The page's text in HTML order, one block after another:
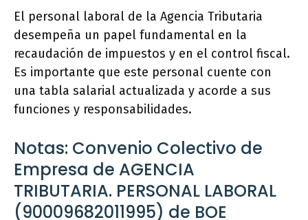
El personal laboral de la Agencia Tributaria
desempeña un papel fundamental en la
recaudación de impuestos y en el control fiscal.
Es importante que este personal cuente con
una tabla salarial actualizada y acorde a sus
funciones y responsabilidades.
Notas: Convenio Colectivo de
Empresa de AGENCIA
TRIBUTARIA. PERSONAL LABORAL
(90009682011995) de BOE